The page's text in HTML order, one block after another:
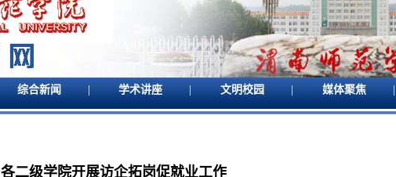
综合新闻 | 学术讲座 | 文明校园 | 媒体聚焦 |
​各二级学院开展访企拓岗促就业工作